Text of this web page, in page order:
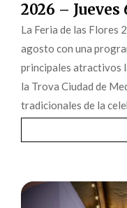
2026 – Jueves
La Feria de las Flores
agosto con una
principales atractivos
la Trova Ciudad de
tradicionales de la